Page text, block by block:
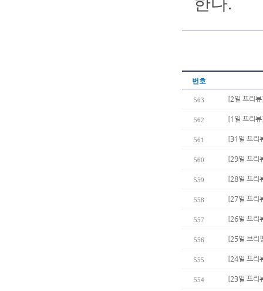
번호
563 [2일 프리
562 [1일 프리
561 [31일 프리
560 [29일 프리
559 [28일 프리
558 [27일 프리
557 [26일 프리
556 [25일 브리
555 [24일 프리
554 [23일 프리